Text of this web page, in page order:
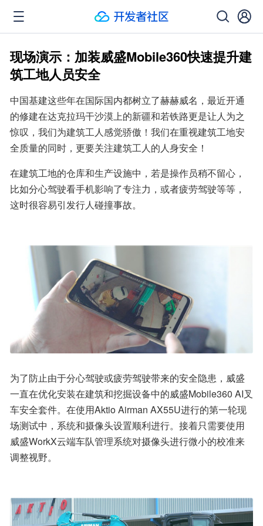
现场演示：加装威盛Mobile360快速提升建
筑工地人员安全
中国基建这些年在国际国内都树立了赫赫威名，最近开通
的修建在达克拉玛干沙漠上的新疆和若铁路更是让人为之
惊叹，我们为建筑工人感觉骄傲！我们在重视建筑工地安
全质量的同时，更要关注建筑工人的人身安全！
在建筑工地的仓库和生产设施中，若是操作员稍不留心，
比如分心驾驶看手机影响了专注力，或者疲劳驾驶等等，
这时很容易引发行人碰撞事故。
为了防止由于分心驾驶或疲劳驾驶带来的安全隐患，威盛
一直在优化安装在建筑和挖掘设备中的威盛Mobile360 AI叉
车安全套件。在使用Aktio Airman AX55U进行的第一轮现
场测试中，系统和摄像头设置顺利进行。接着只需要使用
威盛WorkX云端车队管理系统对摄像头进行微小的校准来
调整视野。